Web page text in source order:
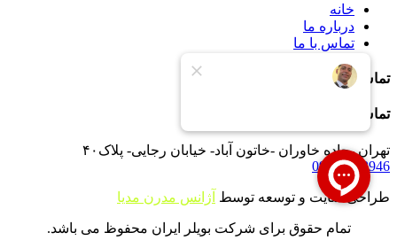
خانه
درباره ما
تماس با ما
تماس با ما
تماس با ما
تهران -جاده خاوران -خاتون آباد- خیابان رجایی- پلاک۴۰
09121233946
طراحی سایت و توسعه توسط آژانس مدرن مدیا
تمام حقوق برای شرکت بویلر ایران محفوظ می باشد.